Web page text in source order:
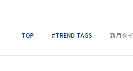
TOP #TREND TAGS 新月タ